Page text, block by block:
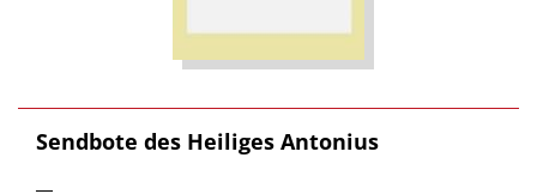
Sendbote des Heiliges Antonius